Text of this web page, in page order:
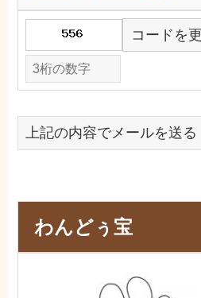
コードを
上記の内容でメールを送る
わんどぅ宝